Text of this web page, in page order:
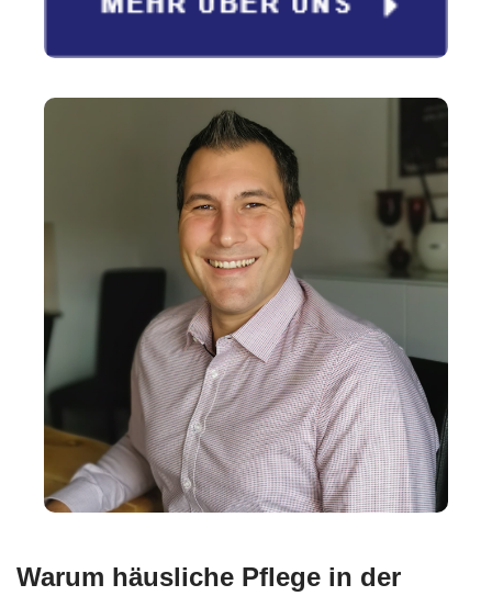
Warum häusliche Pflege in der